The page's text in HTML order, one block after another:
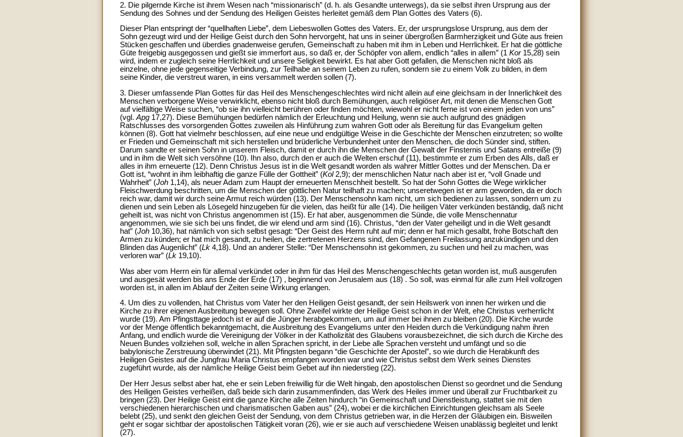
2. Die pilgernde Kirche ist ihrem Wesen nach “missionarisch” (d. h. als Gesandte unterwegs), da sie selbst ihren Ursprung aus der
Sendung des Sohnes und der Sendung des Heiligen Geistes herleitet gemäß dem Plan Gottes des Vaters (6).
Dieser Plan entspringt der “quellhaften Liebe”, dem Liebeswollen Gottes des Vaters. Er, der ursprungslose Ursprung, aus dem der
Sohn gezeugt wird und der Heilige Geist durch den Sohn hervorgeht, hat uns in seiner übergroßen Barmherzigkeit und Güte aus freien
Stücken geschaffen und überdies gnadenweise gerufen, Gemeinschaft zu haben mit ihm in Leben und Herrlichkeit. Er hat die göttliche
Güte freigebig ausgegossen und gießt sie immerfort aus, so daß er, der Schöpfer von allem, endlich “alles in allem” (1 Kor15,28) sein
wird, indem er zugleich seine Herrlichkeit und unsere Seligkeit bewirkt. Es hat aber Gott gefallen, die Menschen nicht bloß als
einzelne, ohne jede gegenseitige Verbindung, zur Teilhabe an seinem Leben zu rufen, sondern sie zu einem Volk zu bilden, in dem
seine Kinder, die verstreut waren, in eins versammelt werden sollen (7).
3. Dieser umfassende Plan Gottes für das Heil des Menschengeschlechtes wird nicht allein auf eine gleichsam in der Innerlichkeit des
Menschen verborgene Weise verwirklicht, ebenso nicht bloß durch Bemühungen, auch religiöser Art, mit denen die Menschen Gott
auf vielfältige Weise suchen, “ob sie ihn vielleicht berühren oder finden möchten, wiewohl er nicht ferne ist von einem jeden von uns”
(vgl. Apg 17,27). Diese Bemühungen bedürfen nämlich der Erleuchtung und Heilung, wenn sie auch aufgrund des gnädigen
Ratschlusses des vorsorgenden Gottes zuweilen als Hinführung zum wahren Gott oder als Bereitung für das Evangelium gelten
können (8). Gott hat vielmehr beschlossen, auf eine neue und endgültige Weise in die Geschichte der Menschen einzutreten; so wollte
er Frieden und Gemeinschaft mit sich herstellen und brüderliche Verbundenheit unter den Menschen, die doch Sünder sind, stiften.
Darum sandte er seinen Sohn in unserem Fleisch, damit er durch ihn die Menschen der Gewalt der Finsternis und Satans entreiße (9)
und in ihm die Welt sich versöhne (10). Ihn also, durch den er auch die Welten erschuf (11), bestimmte er zum Erben des Alls, daß er
alles in ihm erneuerte (12). Denn Christus Jesus ist in die Welt gesandt worden als wahrer Mittler Gottes und der Menschen. Da er
Gott ist, “wohnt in ihm leibhaftig die ganze Fülle der Gottheit” (Kol2,9); der menschlichen Natur nach aber ist er, “voll Gnade und
Wahrheit” (Joh 1,14), als neuer Adam zum Haupt der erneuerten Menschheit bestellt. So hat der Sohn Gottes die Wege wirklicher
Fleischwerdung beschritten, um die Menschen der göttlichen Natur teilhaft zu machen; unseretwegen ist er arm geworden, da er doch
reich war, damit wir durch seine Armut reich würden (13). Der Menschensohn kam nicht, um sich bedienen zu lassen, sondern um zu
dienen und sein Leben als Lösegeld hinzugeben für die vielen, das heißt für alle (14). Die heiligen Väter verkünden beständig, daß nicht
geheilt ist, was nicht von Christus angenommen ist (15). Er hat aber, ausgenommen die Sünde, die volle Menschennatur
angenommen, wie sie sich bei uns findet, die wir elend und arm sind (16). Christus, “den der Vater geheiligt und in die Welt gesandt
hat” (Joh 10,36), hat nämlich von sich selbst gesagt: “Der Geist des Herrn ruht auf mir; denn er hat mich gesalbt, frohe Botschaft den
Armen zu künden; er hat mich gesandt, zu heilen, die zertretenen Herzens sind, den Gefangenen Freilassung anzukündigen und den
Blinden das Augenlicht” (Lk 4,18). Und an anderer Stelle: “Der Menschensohn ist gekommen, zu suchen und heil zu machen, was
verloren war” (Lk 19,10).
Was aber vom Herrn ein für allemal verkündet oder in ihm für das Heil des Menschengeschlechts getan worden ist, muß ausgerufen
und ausgesät werden bis ans Ende der Erde (17) , beginnend von Jerusalem aus (18) . So soll, was einmal für alle zum Heil vollzogen
worden ist, in allen im Ablauf der Zeiten seine Wirkung erlangen.
4. Um dies zu vollenden, hat Christus vom Vater her den Heiligen Geist gesandt, der sein Heilswerk von innen her wirken und die
Kirche zu ihrer eigenen Ausbreitung bewegen soll. Ohne Zweifel wirkte der Heilige Geist schon in der Welt, ehe Christus verherrlicht
wurde (19). Am Pfingsttage jedoch ist er auf die Jünger herabgekommen, um auf immer bei ihnen zu bleiben (20). Die Kirche wurde
vor der Menge öffentlich bekanntgemacht, die Ausbreitung des Evangeliums unter den Heiden durch die Verkündigung nahm ihren
Anfang, und endlich wurde die Vereinigung der Völker in der Katholizität des Glaubens vorausbezeichnet, die sich durch die Kirche des
Neuen Bundes vollziehen soll, welche in allen Sprachen spricht, in der Liebe alle Sprachen versteht und umfängt und so die
babylonische Zerstreuung überwindet (21). Mit Pfingsten begann “die Geschichte der Apostel”, so wie durch die Herabkunft des
Heiligen Geistes auf die Jungfrau Maria Christus empfangen worden war und wie Christus selbst dem Werk seines Dienstes
zugeführt wurde, als der nämliche Heilige Geist beim Gebet auf ihn niederstieg (22).
Der Herr Jesus selbst aber hat, ehe er sein Leben freiwillig für die Welt hingab, den apostolischen Dienst so geordnet und die Sendung
des Heiligen Geistes verheißen, daß beide sich darin zusammenfinden, das Werk des Heiles immer und überall zur Fruchtbarkeit zu
bringen (23). Der Heilige Geist eint die ganze Kirche alle Zeiten hindurch “in Gemeinschaft und Dienstleistung, stattet sie mit den
verschiedenen hierarchischen und charismatischen Gaben aus” (24), wobei er die kirchlichen Einrichtungen gleichsam als Seele
belebt (25), und senkt den gleichen Geist der Sendung, von dem Christus getrieben war, in die Herzen der Gläubigen ein. Bisweilen
geht er sogar sichtbar der apostolischen Tätigkeit voran (26), wie er sie auch auf verschiedene Weisen unablässig begleitet und lenkt
(27).